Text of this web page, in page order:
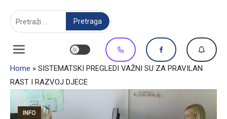
Home » SISTEMATSKI PREGLEDI VAŽNI SU ZA PRAVILAN
RAST I RAZVOJ DJECE
INFO